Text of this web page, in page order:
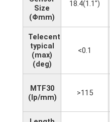
Size
(Φmm)
18.4(1.1")
Telecentricity
typical
(max)
(deg)
<0.1
MTF30
(lp/mm)
>115